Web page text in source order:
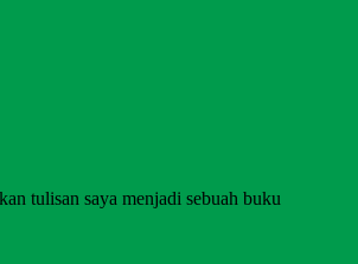
tulisan saya menjadi sebuah buku